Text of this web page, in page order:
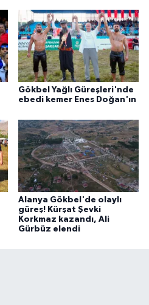
Gökbel Yağlı Güreşleri'nde
ebedi kemer Enes Doğan'ın
Alanya Gökbel'de olaylı
güreş! Kürşat Şevki
Korkmaz kazandı, Ali
Gürbüz elendi